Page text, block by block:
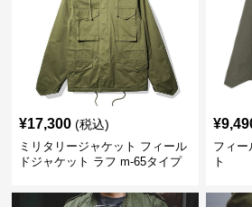
¥17,300 (税込)
ミリタリージャケット フィール
ドジャケット ラフ m-65タイプ
¥
フィー
ト